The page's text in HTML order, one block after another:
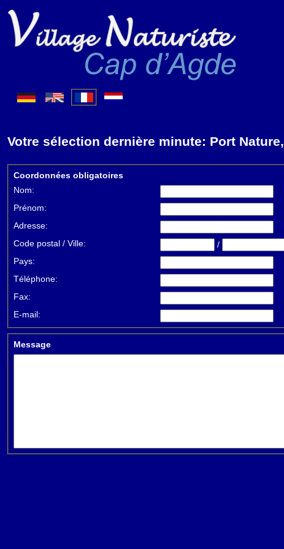
Votre sélection dernière minute: Port
Coordonnées obligatoires
Nom:
Prénom:
Adresse:
Code postal / Ville:
/
Pays:
Téléphone:
Fax:
E-mail:
Message